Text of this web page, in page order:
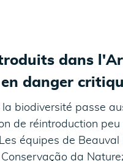
dans
en danger
biodiversité passe
de réintroduction peu
équipes de
da